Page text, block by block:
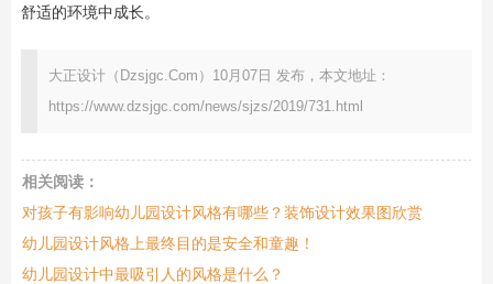
舒适的环境中成长。
大正设计（Dzsjgc.Com）10月07日 发布，本文地址：
https://www.dzsjgc.com/news/sjzs/2019/731.html
相关阅读：
对孩子有影响幼儿园设计风格有哪些？装饰设计效果图欣赏
幼儿园设计风格上最终目的是安全和童趣！
​幼儿园设计中最吸引人的风格是什么？